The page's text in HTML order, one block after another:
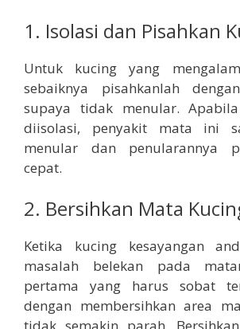
1. Isolasi dan Pisahkan
Untuk kucing yang
sebaiknya pisahkanlah
supaya tidak menular.
diisolasi, penyakit mata ini
menular dan penularannya
cepat.
2. Bersihkan Mata
Ketika kucing kesayangan
masalah belekan pada
pertama yang harus sobat
dengan membersihkan area